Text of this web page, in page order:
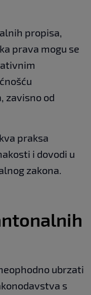
propisa,
prava mogu se
zavisno od
praksa
i dovodi u
zakona.
ubrzati
s